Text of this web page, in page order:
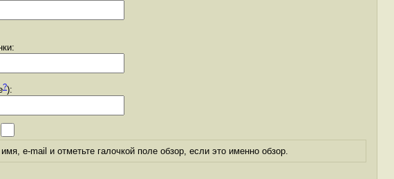
?):
e-mail и отметьте галочкой поле обзор, если это именно обзор.